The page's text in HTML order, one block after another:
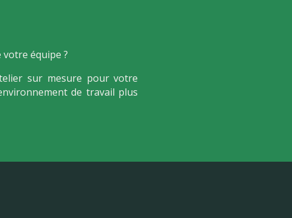
équipe ?
sur mesure pour votre
de travail plus